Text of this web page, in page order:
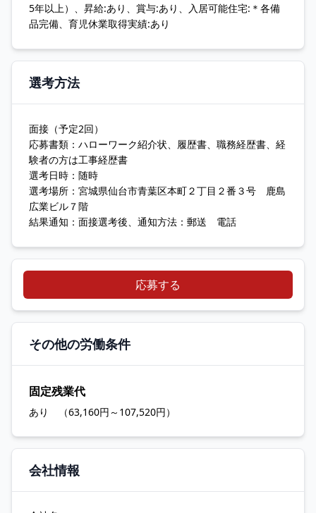
5年以上）、昇給:あり、賞与:あり、入居可能住宅:＊各備
品完備、育児休業取得実績:あり
選考方法
面接（予定2回）
応募書類：ハローワーク紹介状、履歴書、職務経歴書、経
験者の方は工事経歴書
選考日時：随時
選考場所：宮城県仙台市青葉区本町２丁目２番３号 鹿島
広業ビル７階
結果通知：面接選考後、通知方法：郵送 電話
応募する
その他の労働条件
固定残業代
あり （63,160円～107,520円）
会社情報